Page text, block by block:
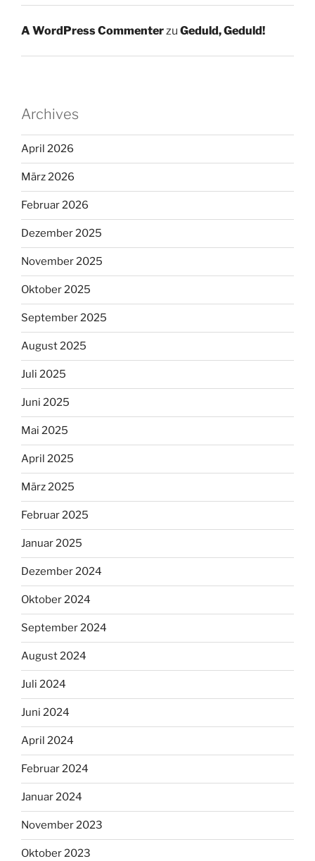
A WordPress Commenterzu Geduld, Geduld!
Archives
April 2026
März 2026
Februar 2026
Dezember 2025
November 2025
Oktober 2025
September 2025
August 2025
Juli 2025
Juni 2025
Mai 2025
April 2025
März 2025
Februar 2025
Januar 2025
Dezember 2024
Oktober 2024
September 2024
August 2024
Juli 2024
Juni 2024
April 2024
Februar 2024
Januar 2024
November 2023
Oktober 2023